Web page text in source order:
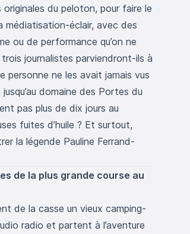
du peloton, pour faire le
médiatisation-éclair, avec des
ou de performance qu’on ne
journalistes parviendront-ils à
personne ne les avait jamais vus
domaine des Portes du
pas plus de dix jours au
fuites d’huile ? Et surtout,
la légende Pauline Ferrand-
de la plus grande course au
de la casse un vieux camping-
radio et partent à l’aventure